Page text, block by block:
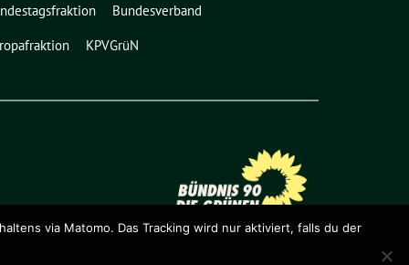
Bundesverband
KPVGrüN
via Matomo. Das Tracking wird nur aktiviert, falls du der